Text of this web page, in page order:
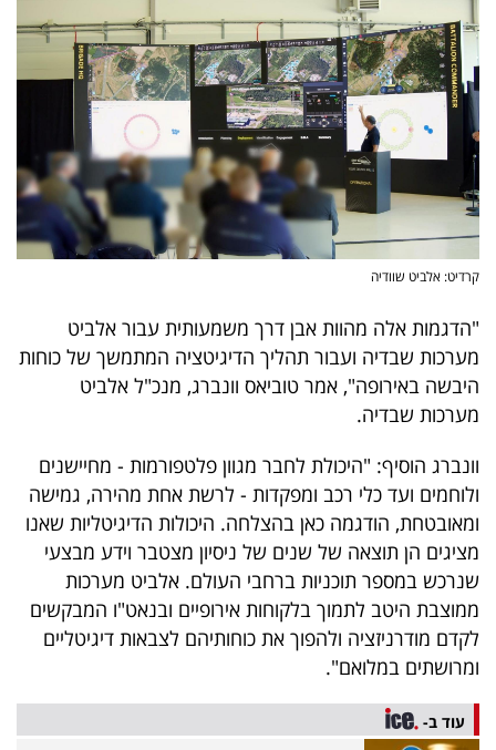
שיתופי
פעולה
דרושים
ניוזלטרים
מייל
אדום
פרסמו
עקבו
אחרינו:
קרדיט: אלביט שוודיה
"הדגמות אלה מהוות אבן דרך משמעותית עבור אלביט
מערכות שבדיה ועבור תהליך הדיגיטציה המתמשך של כוחות
היבשה באירופה", אמר טוביאס וונברג, מנכ"ל אלביט
מערכות שבדיה.
וונברג הוסיף: "היכולת לחבר מגוון פלטפורמות - מחיישנים
ולוחמים ועד כלי רכב ומפקדות - לרשת אחת מהירה, גמישה
ומאובטחת, הודגמה כאן בהצלחה. היכולות הדיגיטליות שאנו
מציגים הן תוצאה של שנים של ניסיון מצטבר וידע מבצעי
שנרכש במספר תוכניות ברחבי העולם. אלביט מערכות
ממוצבת היטב לתמוך בלקוחות אירופיים ובנאט"ו המבקשים
לקדם מודרניזציה ולהפוך את כוחותיהם לצבאות דיגיטליים
ומרושתים במלואם".
עוד ב-